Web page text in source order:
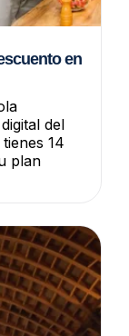
en
del
14
plan